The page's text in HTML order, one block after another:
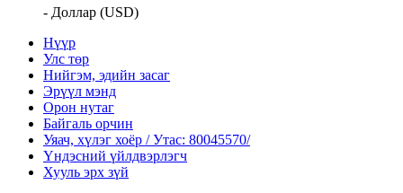
- Доллар (USD)
Нүүр
Улс төр
Нийгэм, эдийн засаг
Эрүүл мэнд
Орон нутаг
Байгаль орчин
Уяач, хүлэг хоёр / Утас: 80045570/
Үндэсний үйлдвэрлэгч
Хууль эрх зүй